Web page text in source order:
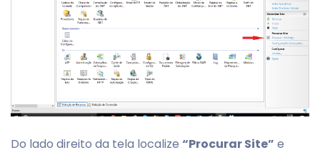
Do lado direito da tela localize “Procurar Site” e